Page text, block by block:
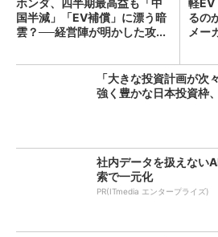
ホンダ、四半期最高益も「中
国半減」「EV補償」に漂う暗
雲？──経営陣が明かした攻...
軽EV
るの
メー
「大きな投資計画が
強く豊かな日本投資枠
社内データを扱えな
索で一元化
PR(ITmedia エンタープライズ)